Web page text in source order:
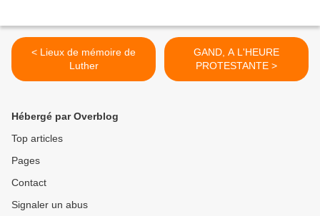
< Lieux de mémoire de
Luther
GAND, A L'HEURE
PROTESTANTE >
Hébergé par Overblog
Top articles
Pages
Contact
Signaler un abus